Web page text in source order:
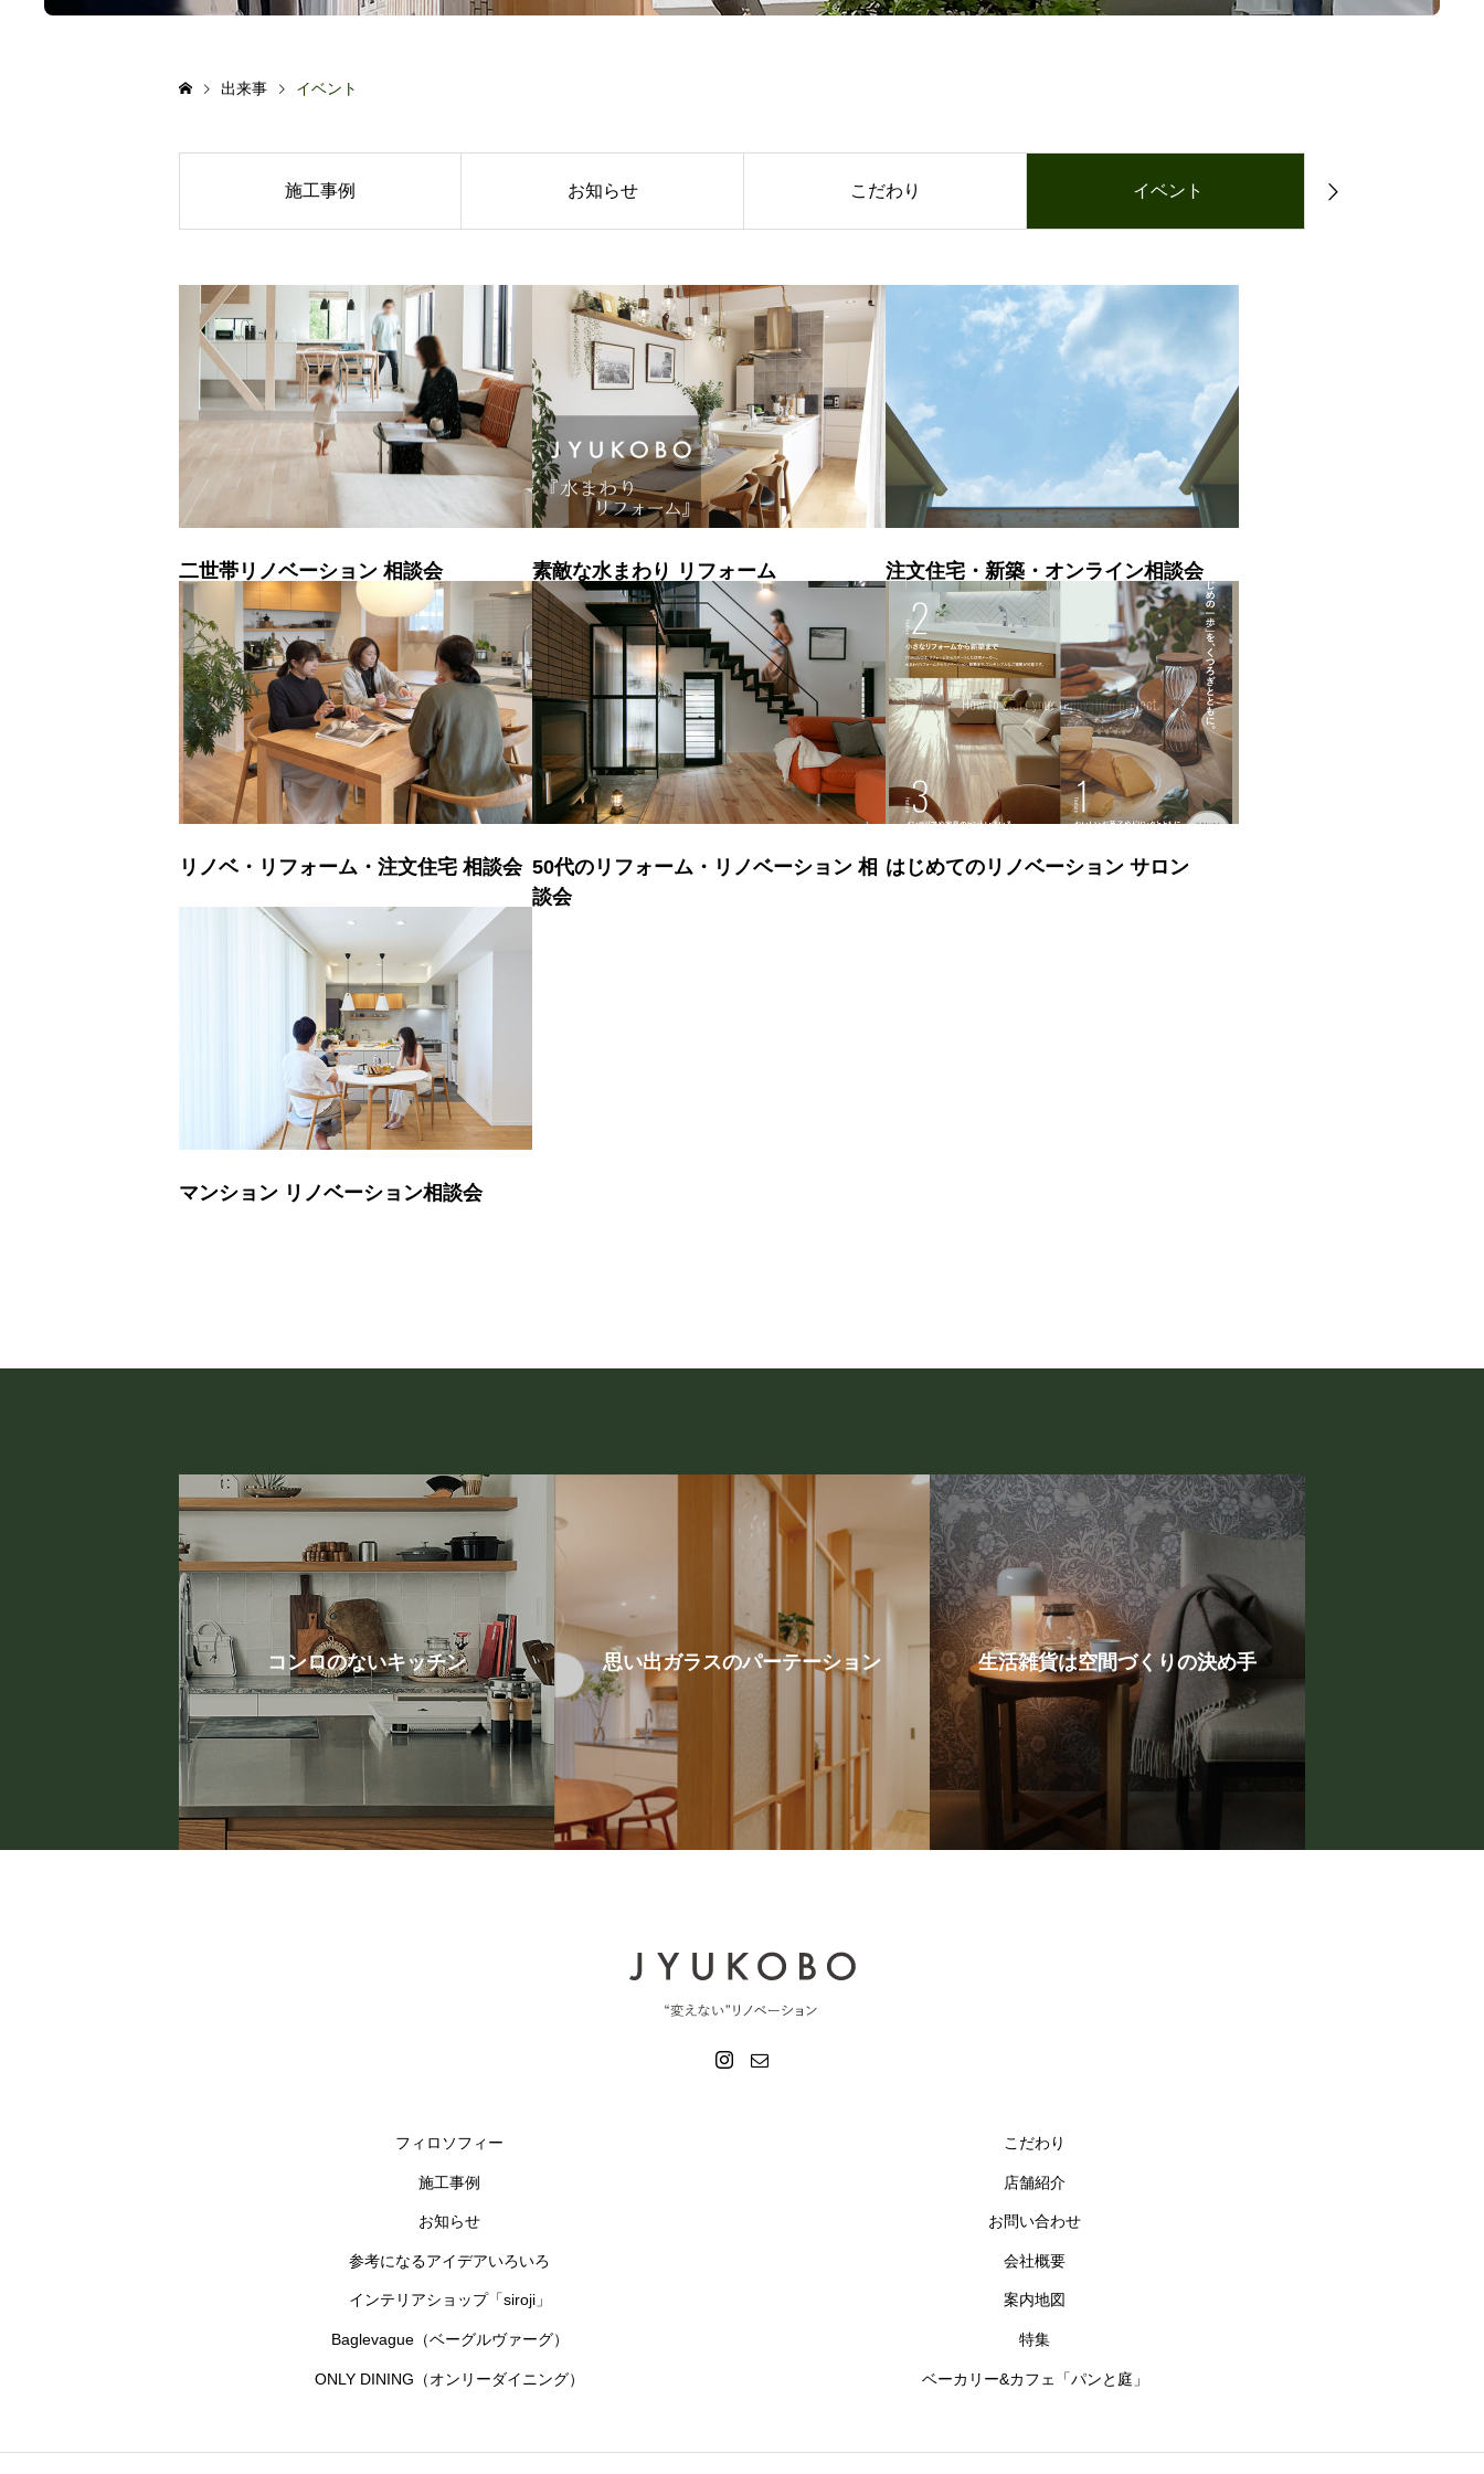
出来事 イベント
施工事例 お知らせ こだわり イベント
二世帯リノベーション 相談会 素敵な水まわり リフォーム 注文住宅・新築・オンライン相談会
リノベ・リフォーム・注文住宅 相談会 50代のリフォーム・リノベーション 相
談会
はじめてのリノベーション サロン
マンション リノベーション相談会
コンロのないキッチン 思い出ガラスのパーテーション 生活雑貨は空間づくりの決め手
フィロソフィー
施工事例
お知らせ
参考になるアイデアいろいろ
インテリアショップ「siroji」
Baglevague（ベーグルヴァーグ）
ONLY DINING（オンリーダイニング）
こだわり
店舗紹介
お問い合わせ
会社概要
案内地図
特集
ベーカリー&カフェ「パンと庭」